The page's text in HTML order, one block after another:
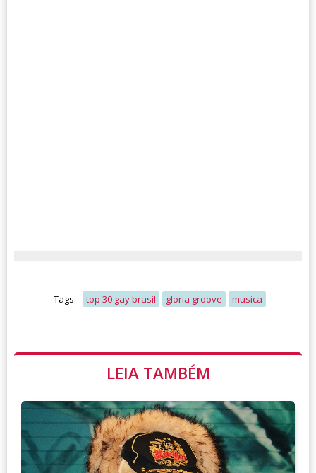
Tags: top 30 gay brasil gloria groove musica
LEIA TAMBÉM